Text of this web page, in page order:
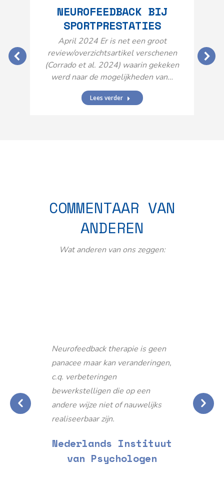
NEUROFEEDBACK BIJ
SPORTPRESTATIES
April 2024 Er is net een groot
review/overzichtsartikel verschenen
(Corrado et al. 2024) waarin gekeken
werd naar de mogelijkheden van…
Lees verder
COMMENTAAR VAN
ANDEREN
Wat anderen van ons zeggen:
Neurofeedback therapie is geen
panacee maar kan veranderingen,
c.q. verbeteringen
bewerkstelligen die op een
andere wijze niet of nauwelijks
realiseerbaar zijn.
Nederlands Instituut
van Psychologen